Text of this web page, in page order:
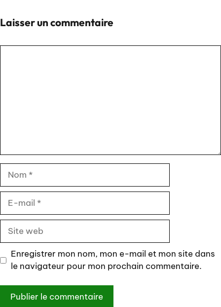
Laisser un commentaire
mail
Site
web
Enregistrer mon nom, mon e-mail et mon site dans
le navigateur pour mon prochain commentaire.